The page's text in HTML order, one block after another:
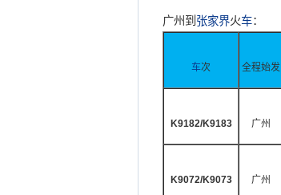
广州到 张家界火车：
车次 全程始发
K9182/K9183 广州
K9072/K9073 广州